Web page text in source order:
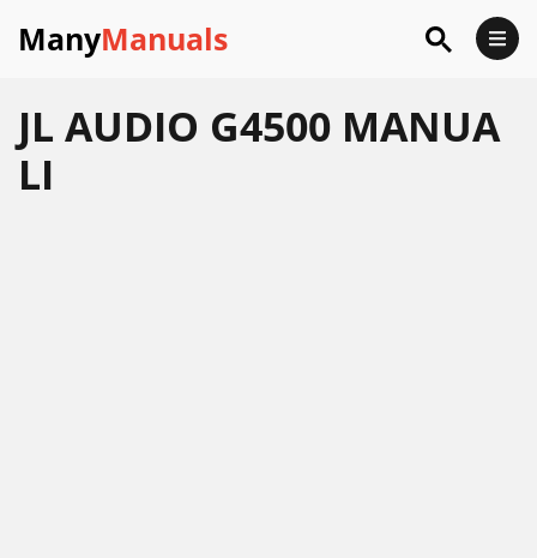
ManyManuals
JL AUDIO G4500 MANUA
LI